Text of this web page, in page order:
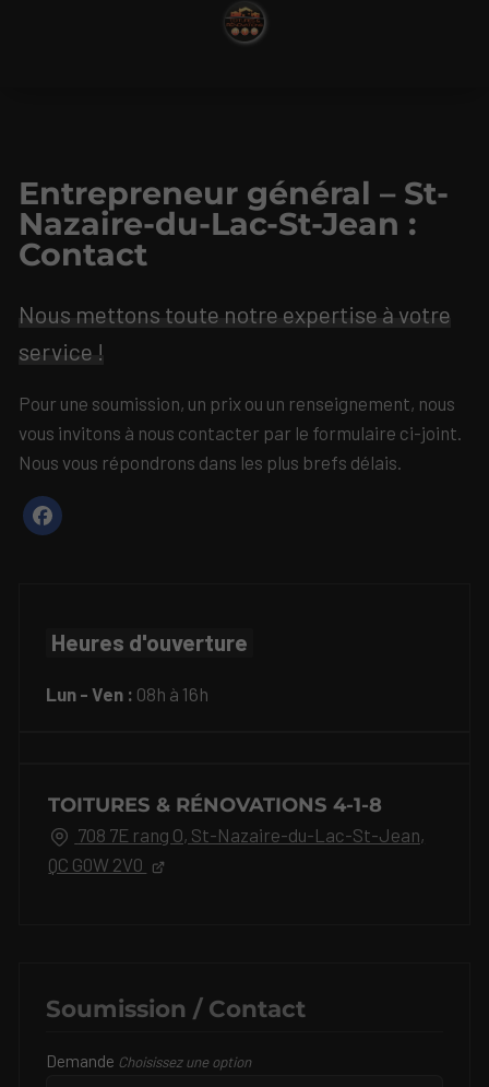
Entrepreneur général – St-
Nazaire-du-Lac-St-Jean :
Contact
Nous mettons toute notre expertise à votre
service !
Pour une soumission, un prix ou un renseignement, nous
vous invitons à nous contacter par le formulaire ci-joint.
Nous vous répondrons dans les plus brefs délais.
Heures d'ouverture
Lun - Ven : 08h à 16h
TOITURES & RÉNOVATIONS 4-1-8
708 7E rang O, St-Nazaire-du-Lac-St-Jean,
QC G0W 2V0
Soumission / Contact
Demande Choisissez une option